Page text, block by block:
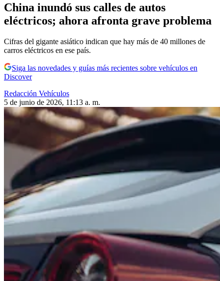
China inundó sus calles de autos
eléctricos; ahora afronta grave problema
Cifras del gigante asiático indican que hay más de 40 millones de
carros eléctricos en ese país.
Siga las novedades y guías más recientes sobre vehículos en
Discover
Redacción Vehículos
5 de junio de 2026, 11:13 a. m.